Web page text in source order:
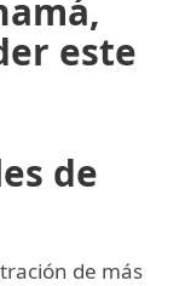
este
de
de más